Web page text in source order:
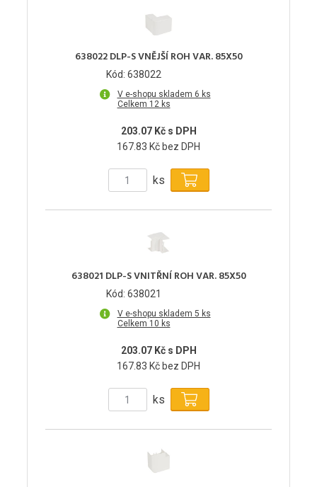
638022 DLP-S VNĚJŠÍ ROH VAR. 85X50
Kód: 638022
V e-shopu skladem 6 ks
Celkem 12 ks
203.07 Kč s DPH
167.83 Kč bez DPH
ks
638021 DLP-S VNITŘNÍ ROH VAR. 85X50
Kód: 638021
V e-shopu skladem 5 ks
Celkem 10 ks
203.07 Kč s DPH
167.83 Kč bez DPH
ks